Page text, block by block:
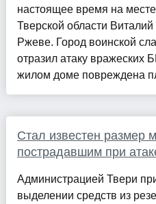
настоящее время на
Тверской области
Ржеве. Город воинской
отразил атаку вражеских
жилом доме повреждена
Стал известен размер
пострадавшим при
Администрацией Твери
выделении средств из